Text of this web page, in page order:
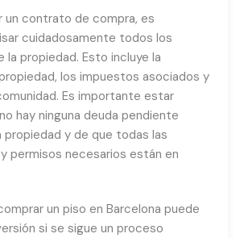
un contrato de compra, es
cuidadosamente todos los
propiedad. Esto incluye la
los impuestos asociados y
Es importante estar
hay ninguna deuda pendiente
propiedad y de que todas las
permisos necesarios están en
un piso en Barcelona puede
si se sigue un proceso